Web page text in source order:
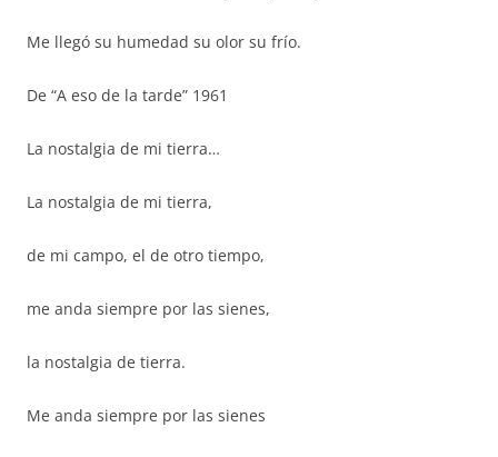
Me llegó su humedad su olor su frío.
De “A eso de la tarde” 1961
La nostalgia de mi tierra…
La nostalgia de mi tierra,
de mi campo, el de otro tiempo,
me anda siempre por las sienes,
la nostalgia de tierra.
Me anda siempre por las sienes